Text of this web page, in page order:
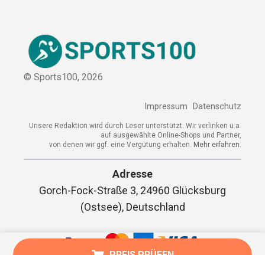
© Sports100,2026
Unsere Redaktion wird durch Leser unterstützt. Wir verlinken
von denen wir ggf. eine Vergütung erhalten.Mehr erfahren.
Gorch-Fock-Straße 3, 24960 Glücksburg